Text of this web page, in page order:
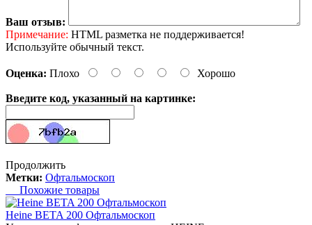
Ваш отзыв:
Примечание: HTML разметка не поддерживается!
Используйте обычный текст.
Оценка: Плохо Хорошо
Введите код, указанный на картинке:
Продолжить
Метки: Офтальмоскоп
Похожие товары
Heine BETA 200 Офтальмоскоп